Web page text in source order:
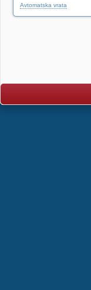
Avtomatska vrata